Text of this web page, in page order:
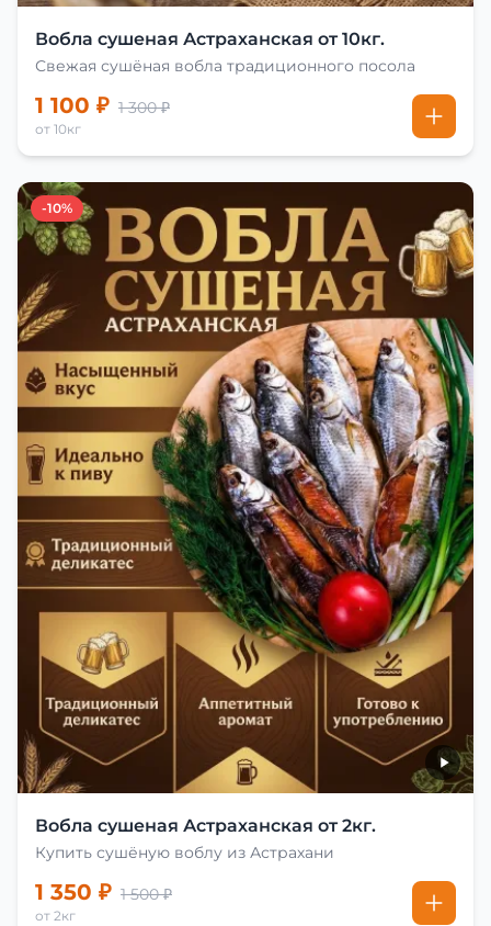
Вобла сушеная Астраханская от 10кг.
Свежая сушёная вобла традиционного посола
1 100 ₽ 1 300 ₽
от 10кг
-10%
Вобла сушеная Астраханская от 2кг.
Купить сушёную воблу из Астрахани
1 350 ₽ 1 500 ₽
от 2кг